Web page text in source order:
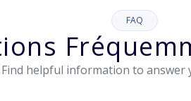
FAQ
Find helpful information to answer